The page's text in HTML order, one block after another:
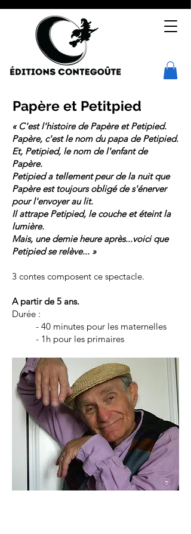
Papère et Petitpied
« C'est l'histoire de Papère et Petipied.
Papère, c'est le nom du papa de Petipied.
Et, Petipied, le nom de l'enfant de
Papère.
Petipied a tellement peur de la nuit que
Papère est toujours obligé de s'énerver
pour l'envoyer au lit.
Il attrape Petipied, le couche et éteint la
lumière.
Mais, une demie heure après...voici que
Petipied se relève... »
3 contes composent ce spectacle.
A partir de 5 ans.
Durée :
- 40 minutes pour les maternelles
- 1h pour les primaires